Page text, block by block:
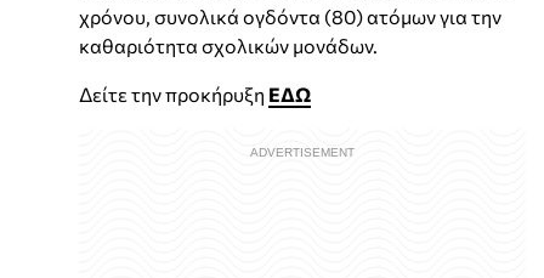
χρόνου, συνολικά ογδόντα (80) ατόμων για την
καθαριότητα σχολικών μονάδων.
Δείτε την προκήρυξη ΕΔΩ